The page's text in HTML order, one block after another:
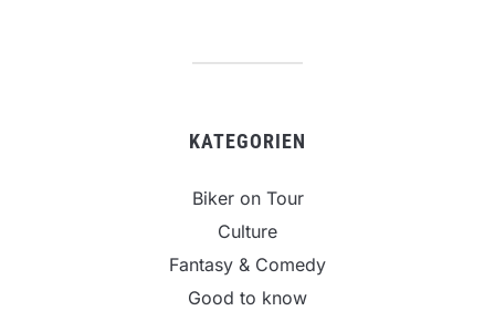
KATEGORIEN
Biker on Tour
Culture
Fantasy & Comedy
Good to know